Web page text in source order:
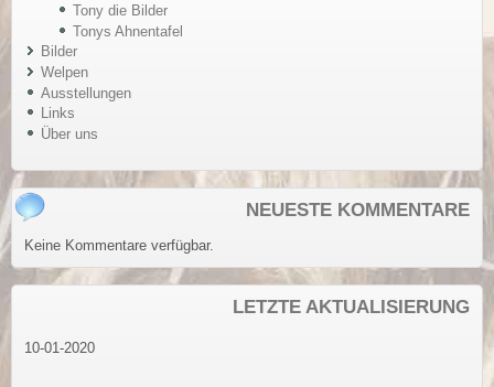
Tony die Bilder
Tonys Ahnentafel
Bilder
Welpen
Ausstellungen
Links
Über uns
NEUESTE KOMMENTARE
Keine Kommentare verfügbar.
LETZTE AKTUALISIERUNG
10-01-2020